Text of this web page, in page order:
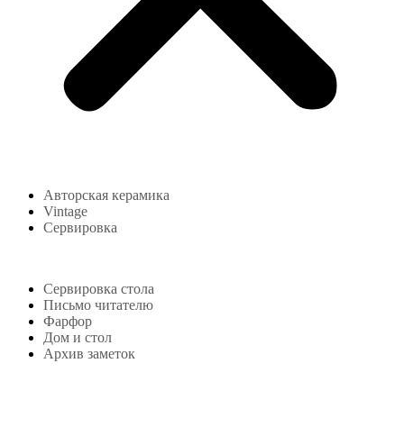
Авторская керамика
Vintage
Сервировка
Сервировка стола
Письмо читателю
Фарфор
Дом и стол
Архив заметок